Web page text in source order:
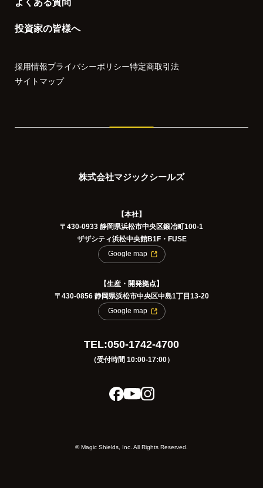
投資家の皆様へ
採用情報プライバシーポリシー特定商取引法
サイトマップ
株式会社マジックシールズ
【本社】
〒430-0933 静岡県浜松市中央区鍛冶町100-1
ザザシティ浜松中央館B1F・FUSE
Google map
【生産・開発拠点】
〒430-0856 静岡県浜松市中央区中島1丁目13-20
Google map
TEL:050-1742-4700
（受付時間 10:00-17:00）
©️ Magic Shields, Inc. All Rights Reserved.